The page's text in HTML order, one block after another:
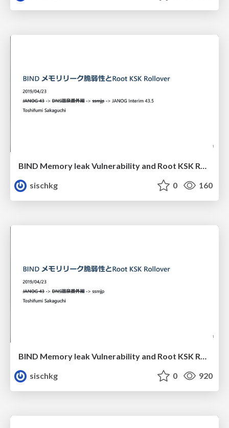
BIND Memory leak Vulnerability and Root KSK Rollover
sischkg
0 160
BIND Memory leak Vulnerability and Root KSK Rollover
sischkg
0 920